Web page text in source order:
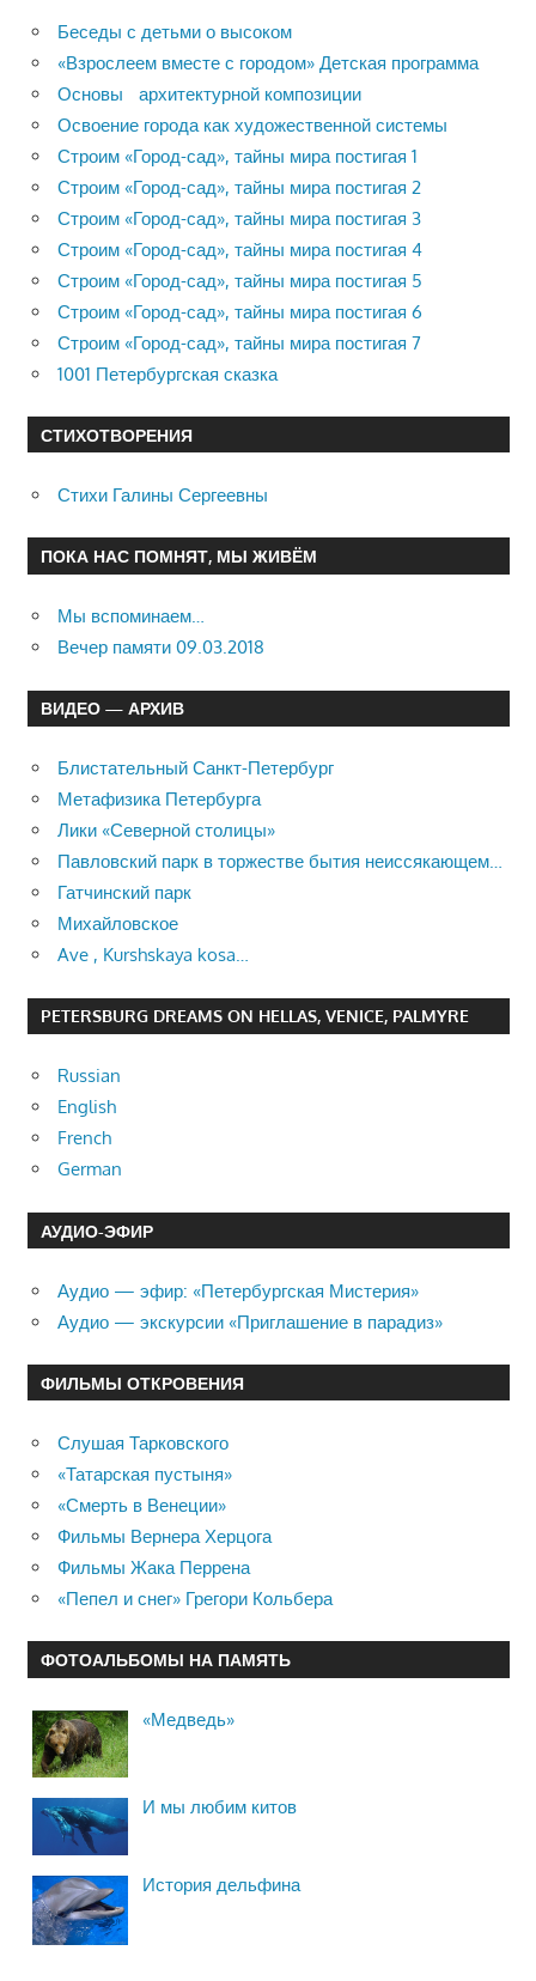
Беседы с детьми о высоком
«Взрослеем вместе с городом» Детская программа
Основы архитектурной композиции
Освоение города как художественной системы
Строим «Город-сад», тайны мира постигая 1
Строим «Город-сад», тайны мира постигая 2
Строим «Город-сад», тайны мира постигая 3
Строим «Город-сад», тайны мира постигая 4
Строим «Город-сад», тайны мира постигая 5
Строим «Город-сад», тайны мира постигая 6
Строим «Город-сад», тайны мира постигая 7
1001 Петербургская сказка
СТИХОТВОРЕНИЯ
Стихи Галины Сергеевны
ПОКА НАС ПОМНЯТ, МЫ ЖИВЁМ
Мы вспоминаем…
Вечер памяти 09.03.2018
ВИДЕО — АРХИВ
Блистательный Санкт-Петербург
Метафизика Петербурга
Лики «Северной столицы»
Павловский парк в торжестве бытия неиссякающем…
Гатчинский парк
Михайловское
Ave , Kurshskaya kosa…
PETERSBURG DREAMS ON HELLAS, VENICE, PALMYRE
Russian
English
French
German
АУДИО-ЭФИР
Аудио — эфир: «Петербургская Мистерия»
Аудио — экскурсии «Приглашение в парадиз»
ФИЛЬМЫ ОТКРОВЕНИЯ
Слушая Тарковского
«Татарская пустыня»
«Смерть в Венеции»
Фильмы Вернера Херцога
Фильмы Жака Перрена
«Пепел и снег» Грегори Кольбера
ФОТОАЛЬБОМЫ НА ПАМЯТЬ
«Медведь»
И мы любим китов
История дельфина